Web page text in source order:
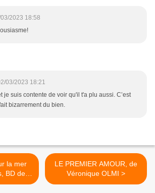
2023 18:58
03/2023 18:21
je suis contente de voir qu'il t'a plu aussi. C’est
bizarrement du bien.
BD de
LE PREMIER AMOUR, de
Véronique OLMI >